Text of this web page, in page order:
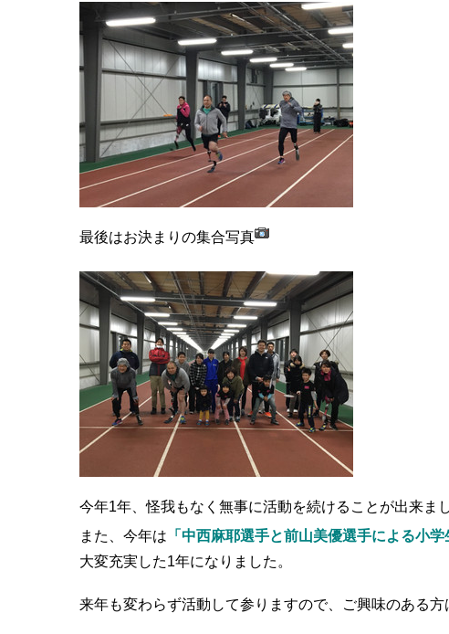
最後はお決まりの集合写真
今年1年、怪我もなく無事に活動を続けることが出来ま
また、今年は 「中西麻耶選手と前山美優選手による小
大変充実した1年になりました。
来年も変わらず活動して参りますので、ご興味のある